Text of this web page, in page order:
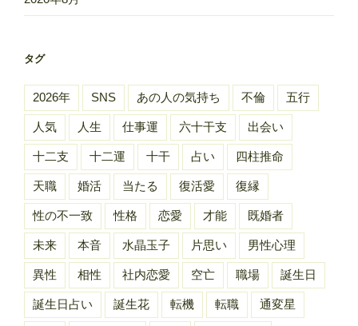
タグ
2026年 SNS あの人の気持ち 不倫 五行
人気 人生 仕事運 六十干支 出会い
十二支 十二運 十干 占い 四柱推命
天職 婚活 当たる 復活愛 復縁
性の不一致 性格 恋愛 才能 既婚者
未来 本音 水晶玉子 片思い 男性心理
異性 相性 社内恋愛 空亡 職場 誕生日
誕生日占い 誕生花 転機 転職 通変星